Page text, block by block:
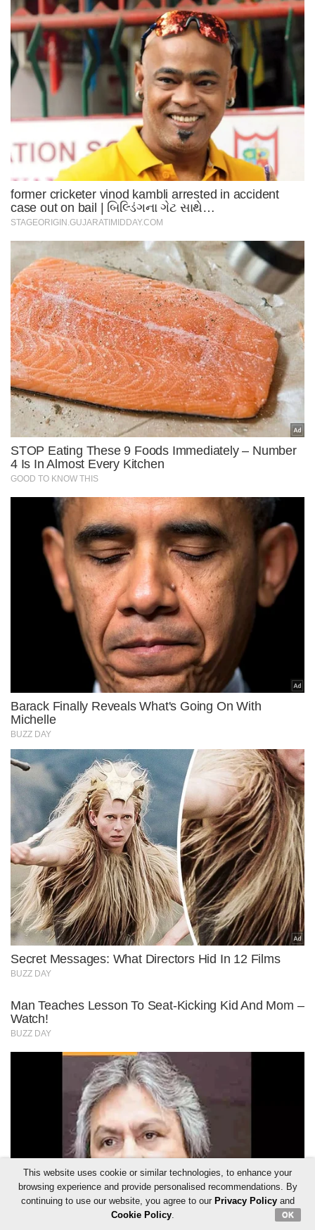
This website uses cookie or similar technologies, to enhance your
browsing experience and provide personalised recommendations. By
continuing to use our website, you agree to our Privacy Policyand
Cookie Policy. OK